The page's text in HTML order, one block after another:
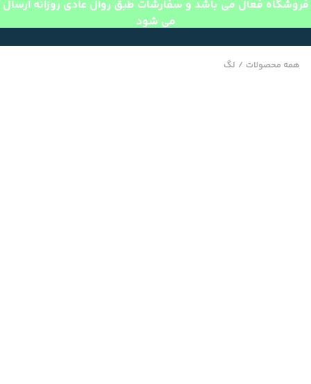
فروشگاه فعال می باشد و سفارشات طبق روال عادی روزانه ارسال
می شود
همه محصولات / لگ